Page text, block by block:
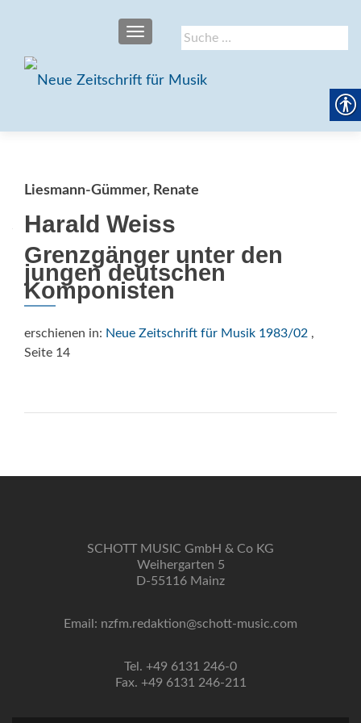
Suche
nach:
SCHALTE NAVIGATION
Liesmann-Gümmer, Renate
Harald Weiss
Grenzgänger unter den
jungen deutschen
Komponisten
erschienen in: Neue Zeitschrift für Musik 1983/02 ,
Seite 14
SCHOTT MUSIC GmbH & Co KG
Weihergarten 5
D-55116 Mainz
Email: nzfm.redaktion@schott-music.com
Tel. +49 6131 246-0
Fax. +49 6131 246-211